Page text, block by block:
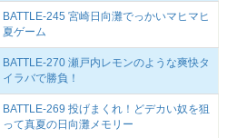
BATTLE-245 宮崎日向灘でっかいマヒマヒ
夏ゲーム
BATTLE-270 瀬戸内レモンのような爽快タ
イラバで勝負！
BATTLE-269 投げまくれ！どデカい奴を狙
って真夏の日向灘メモリー